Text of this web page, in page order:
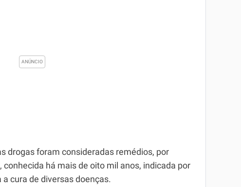
drogas foram consideradas remédios, por
há mais de oito mil anos, indicada por
cura de diversas doenças.